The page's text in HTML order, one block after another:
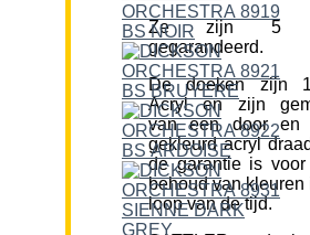
Ze zijn 5
gegarandeerd.
De doeken zijn
Acryl en zijn
van een door en
gekleurd acryl
de garantie is voor
behoud van kleuren
loop van de tijd.